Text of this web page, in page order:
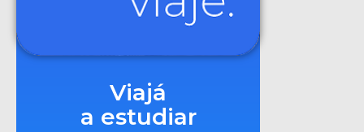
Viajá
a estudiar